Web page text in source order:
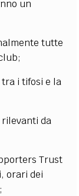
un
tutte
i tifosi e la
da
Trust
orari dei